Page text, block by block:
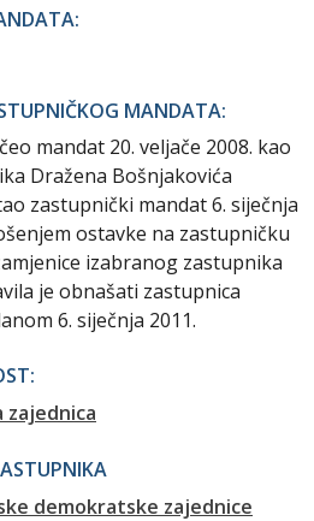
MANDATA:
mandat 20. veljače 2008. kao
Dražena Bošnjakovića
zastupnički mandat 6. siječnja
ostavke na zastupničku
izabranog zastupnika
je obnašati zastupnica
6. siječnja 2011.
demokratske zajednice